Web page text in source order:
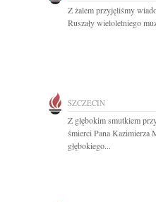
Z żalem przyjęliśmy
Ruszały wieloletniego
SZCZECIN
Z głębokim smutkiem
śmierci Pana Kazimierza
głębokiego...